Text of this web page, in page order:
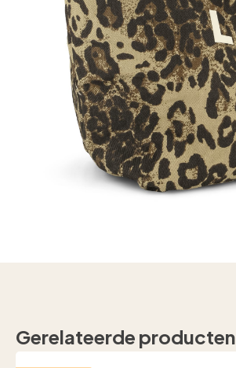
Gerelateerde producten